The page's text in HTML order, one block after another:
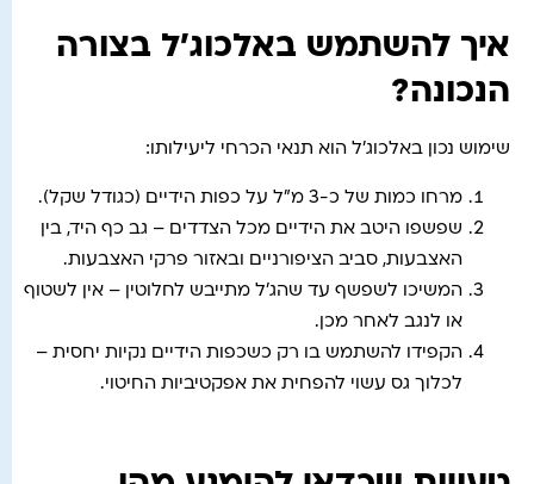
איך להשתמש באלכוג'ל בצורה
הנכונה?
שימוש נכון באלכוג'ל הוא תנאי הכרחי ליעילותו:
מרחו כמות של כ-3 מ"ל על כפות הידיים (כגודל שקל).
שפשפו היטב את הידיים מכל הצדדים – גב כף היד, בין
האצבעות, סביב הציפורניים ובאזור פרקי האצבעות.
המשיכו לשפשף עד שהג'ל מתייבש לחלוטין – אין לשטוף
או לנגב לאחר מכן.
הקפידו להשתמש בו רק כשכפות הידיים נקיות יחסית –
לכלוך גס עשוי להפחית את אפקטיביות החיטוי.